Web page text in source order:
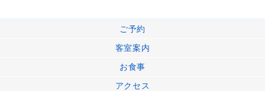
ご予約
客室案内
お食事
アクセス